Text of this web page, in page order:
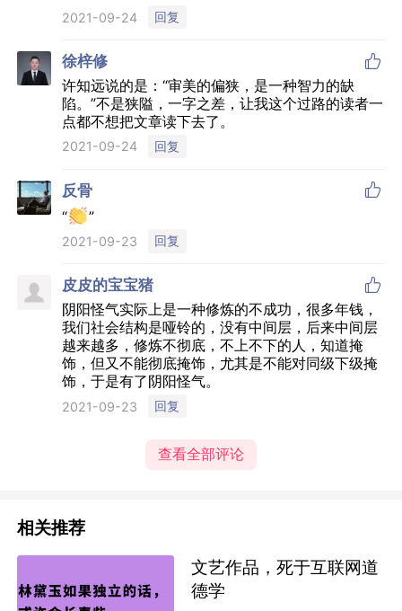
2021-09-24 回复
徐梓修 
许知远说的是：“审美的偏狭，是一种智力的缺
陷。”不是狭隘，一字之差，让我这个过路的读者一
点都不想把文章读下去了。
2021-09-24 回复
反骨 
“ ”
2021-09-23 回复
皮皮的宝宝猪 
阴阳怪气实际上是一种修炼的不成功，很多年钱，
我们社会结构是哑铃的，没有中间层，后来中间层
越来越多，修炼不彻底，不上不下的人，知道掩
饰，但又不能彻底掩饰，尤其是不能对同级下级掩
饰，于是有了阴阳怪气。
2021-09-23 回复
查看全部评论
相关推荐
文艺作品，死于互联网道
德学